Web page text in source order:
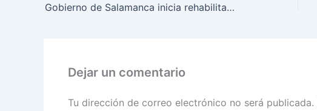
Gobierno de Salamanca inicia rehabilitación en las colonias Álamos y El Edén
Dejar un comentario
Tu dirección de correo electrónico no será publicada.